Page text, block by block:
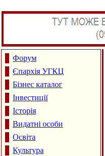
Форум
Єпархія УГКЦ
Бізнес каталог
Інвестиції
Історія
Видатні особи
Освіта
Культура